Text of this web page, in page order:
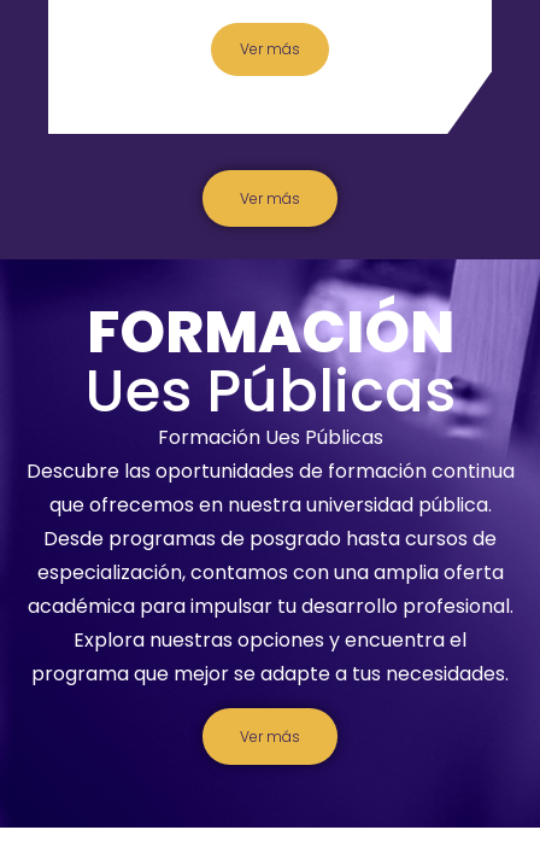
Ver más
Ver más
FORMACIÓN
Ues Públicas
Formación Ues Públicas
Descubre las oportunidades de formación continua
que ofrecemos en nuestra universidad pública.
Desde programas de posgrado hasta cursos de
especialización, contamos con una amplia oferta
académica para impulsar tu desarrollo profesional.
Explora nuestras opciones y encuentra el
programa que mejor se adapte a tus necesidades.
Ver más